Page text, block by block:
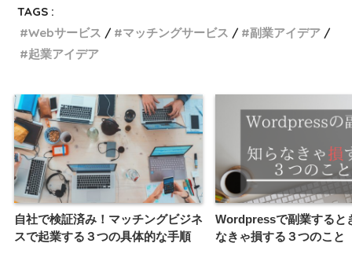
TAGS :
Webサービス
マッチングサービス
副業アイデア
起業アイデア
自社で検証済み！マッチングビジネ
スで起業する３つの具体的な手順
Wordpressで副業すると
なきゃ損する３つのこと